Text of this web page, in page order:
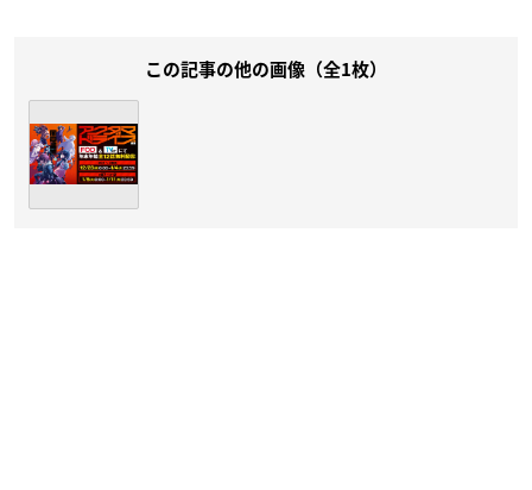
この記事の他の画像（全1枚）